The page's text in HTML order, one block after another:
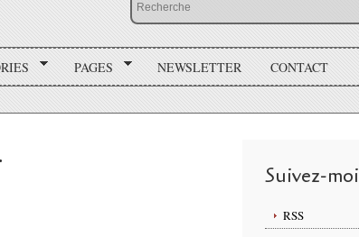
PAGES NEWSLETTER CONTACT
Suivez-moi
RSS